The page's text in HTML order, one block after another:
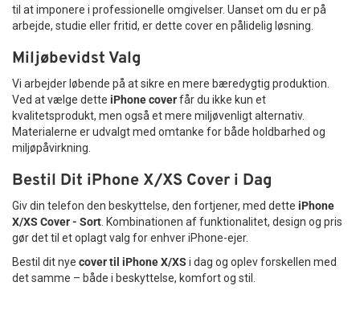
til at imponere i professionelle omgivelser. Uanset om du er på
arbejde, studie eller fritid, er dette cover en pålidelig løsning.
Miljøbevidst Valg
Vi arbejder løbende på at sikre en mere bæredygtig produktion.
Ved at vælge dette iPhone coverfår du ikke kun et
kvalitetsprodukt, men også et mere miljøvenligt alternativ.
Materialerne er udvalgt med omtanke for både holdbarhed og
miljøpåvirkning.
Bestil Dit iPhone X/XS Cover i Dag
Giv din telefon den beskyttelse, den fortjener, med dette iPhone
X/XS Cover - Sort . Kombinationen af funktionalitet, design og pris
gør det til et oplagt valg for enhver iPhone-ejer.
Bestil dit nye cover til iPhone X/XS i dag og oplev forskellen med
det samme – både i beskyttelse, komfort og stil.